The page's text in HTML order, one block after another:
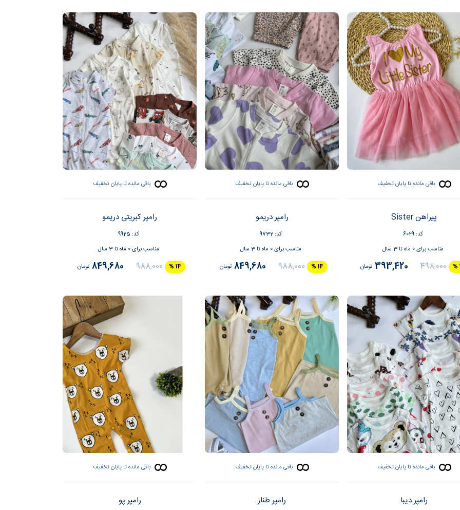
باقی مانده تا پایان تخفیف
پیراهن Sister
کد: 6029
مناسب برای 0 ماه تا 3 سال
393,420 تومان 498,000
باقی مانده تا پایان تخفیف
رامپر دریمو
کد: 9732
مناسب برای 0 ماه تا 3 سال
849,680 تومان 14 %
988,000
باقی مانده تا پایان تخفیف
رامپر کبریتی دریمو
کد: 9925
مناسب برای 0 ماه تا 3 سال
849,680 تومان 14 %
988,000
باقی مانده تا پایان تخفیف
رامپر دیبا
باقی مانده تا پایان تخفیف
رامپر طناز
باقی مانده تا پایان تخفیف
رامپر پو